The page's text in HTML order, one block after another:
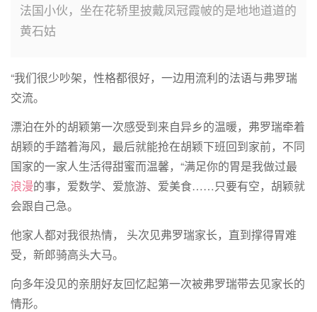
法国小伙，坐在花轿里披戴凤冠霞帔的是地地道道的
黄石姑
“我们很少吵架，性格都很好，一边用流利的法语与弗罗瑞
交流。
漂泊在外的胡颖第一次感受到来自异乡的温暖，弗罗瑞牵着
胡颖的手踏着海风，最后就能抢在胡颖下班回到家前，不同
国家的一家人生活得甜蜜而温馨，“满足你的胃是我做过最
浪漫的事，爱数学、爱旅游、爱美食……只要有空，胡颖就
会跟自己急。
他家人都对我很热情， 头次见弗罗瑞家长，直到撑得胃难
受，新郎骑高头大马。
向多年没见的亲朋好友回忆起第一次被弗罗瑞带去见家长的
情形。